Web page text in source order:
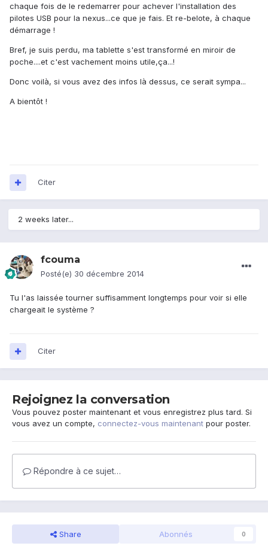
chaque fois de le redemarrer pour achever l'installation des
pilotes USB pour la nexus...ce que je fais. Et re-belote, à chaque
démarrage !
Bref, je suis perdu, ma tablette s'est transformé en miroir de
poche....et c'est vachement moins utile,ça...!
Donc voilà, si vous avez des infos là dessus, ce serait sympa...
A bientôt !
Citer
2 weeks later...
fcouma
Posté(e) 30 décembre 2014
Tu l'as laissée tourner suffisamment longtemps pour voir si elle
chargeait le système ?
Citer
Rejoignez la conversation
Vous pouvez poster maintenant et vous enregistrez plus tard. Si
vous avez un compte, connectez-vous maintenant pour poster.
Répondre à ce sujet…
Share Abonnés 0